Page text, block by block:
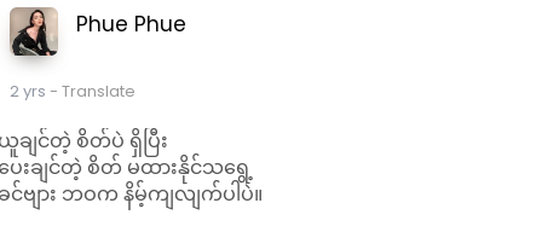
Phue Phue
2 yrs - Translate
ချင်တဲ့ စိတ်ပဲ ရှိပြီး
ေးချင်တဲ့ စိတ် မထားနိုင်သရွေ့
င်ဗျား ဘဝက နိမ့်ကျလျက်ပါပဲ။